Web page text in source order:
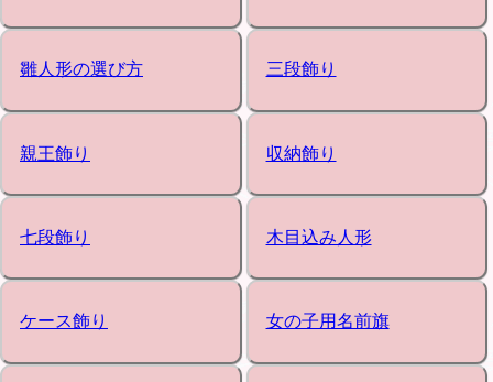
雛人形の選び方 三段飾り
親王飾り 収納飾り
七段飾り 木目込み人形
ケース飾り 女の子用名前旗